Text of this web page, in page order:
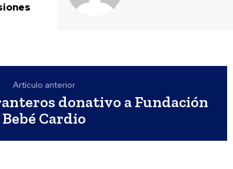
Artículo anterior
donativo a Fundación
Bebé Cardio